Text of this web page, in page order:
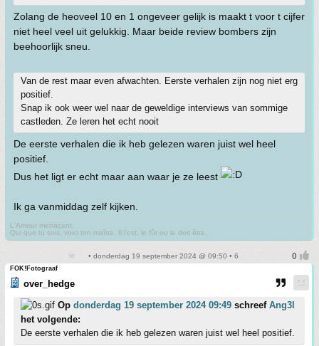
Zolang de heoveel 10 en 1 ongeveer gelijk is maakt t voor t cijfer
niet heel veel uit gelukkig. Maar beide review bombers zijn
beehoorlijk sneu.
Van de rest maar even afwachten. Eerste verhalen zijn nog niet erg
positief.
Snap ik ook weer wel naar de geweldige interviews van sommige
castleden. Ze leren het echt nooit
De eerste verhalen die ik heb gelezen waren juist wel heel
positief.
Dus het ligt er echt maar aan waar je ze leest
Ik ga vanmiddag zelf kijken.
L'Amour menaçant:
Qui que tu sois, voici ton maître. Il l'est, le fût ou le doit être.
• donderdag 19 september 2024 @ 09:50 • 6
FOK!Fotograaf
over_hedge
Op donderdag 19 september 2024 09:49 schreef Ang3l
het volgende:
De eerste verhalen die ik heb gelezen waren juist wel heel positief.